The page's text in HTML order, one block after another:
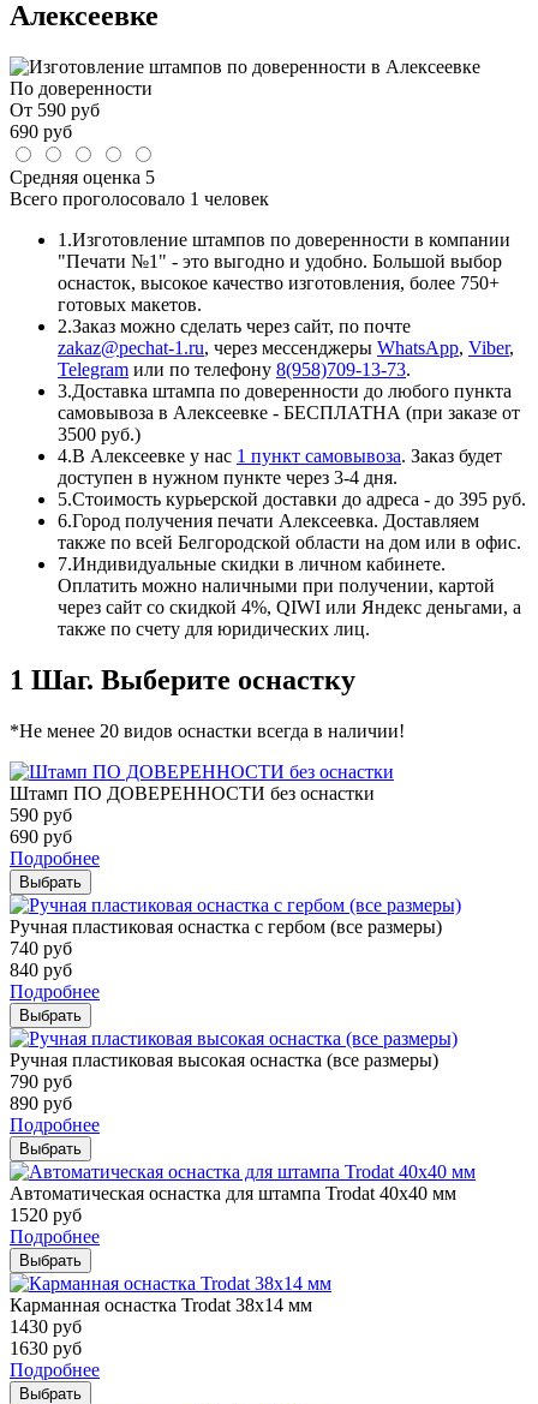
Алексеевке
По доверенности
От 590 руб
690 руб
Средняя оценка 5
Всего проголосовало 1 человек
1.Изготовление штампов по доверенности в компании
"Печати №1" - это выгодно и удобно. Большой выбор
оснасток, высокое качество изготовления, более 750+
готовых макетов.
2.Заказ можно сделать через сайт, по почте
zakaz@pechat-1.ru, через мессенджеры WhatsApp, Viber,
Telegram или по телефону 8(958)709-13-73.
3.Доставка штампа по доверенности до любого пункта
самовывоза в Алексеевке - БЕСПЛАТНА (при заказе от
3500 руб.)
4.В Алексеевке у нас 1 пункт самовывоза. Заказ будет
доступен в нужном пункте через 3-4 дня.
5.Стоимость курьерской доставки до адреса - до 395 руб.
6.Город получения печати Алексеевка. Доставляем
также по всей Белгородской области на дом или в офис.
7.Индивидуальные скидки в личном кабинете.
Оплатить можно наличными при получении, картой
через сайт со скидкой 4%, QIWI или Яндекс деньгами, а
также по счету для юридических лиц.
1 Шаг. Выберите оснастку
*Не менее 20 видов оснастки всегда в наличии!
Штамп ПО ДОВЕРЕННОСТИ без оснастки
590 руб
690 руб
Подробнее
Выбрать
Ручная пластиковая оснастка с гербом (все размеры)
740 руб
840 руб
Подробнее
Выбрать
Ручная пластиковая высокая оснастка (все размеры)
790 руб
890 руб
Подробнее
Выбрать
Автоматическая оснастка для штампа Trodat 40х40 мм
1520 руб
Подробнее
Выбрать
Карманная оснастка Trodat 38х14 мм
1430 руб
1630 руб
Подробнее
Выбрать